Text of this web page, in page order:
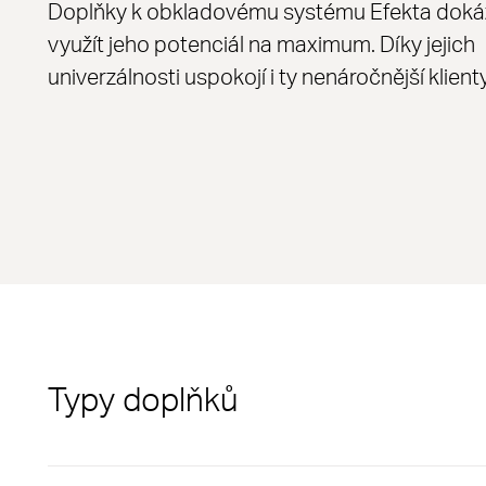
Doplňky k obkladovému systému Efekta
využít jeho potenciál na maximum. Díky jejich
univerzálnosti uspokojí i ty nenáročnější
Typy doplňků